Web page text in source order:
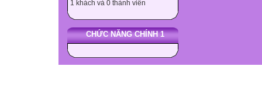
1 khách và 0 thành viên
CHỨC NĂNG CHÍNH 1